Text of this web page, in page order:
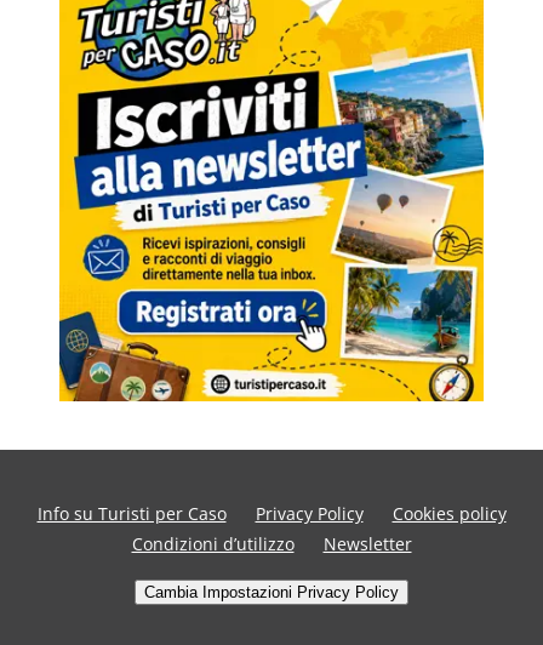
Info su Turisti per Caso Privacy Policy
Cookies policy
Condizioni d’utilizzo
Newsletter
Cambia Impostazioni Privacy Policy